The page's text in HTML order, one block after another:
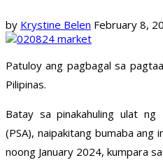
by Krystine Belen February 8,
Patuloy ang pagbagal sa
Pilipinas.
Batay sa pinakahuling ulat ng
(PSA), naipakitang bumaba
noong January 2024, kumpara